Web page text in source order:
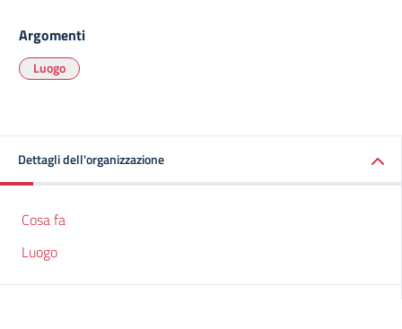
Argomenti
Luogo
Dettagli dell'organizzazione
Cosa fa
Luogo